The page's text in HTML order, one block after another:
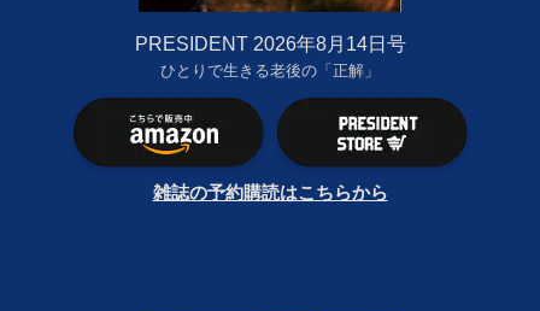
PRESIDENT 2026年8月14日号
ひとりで生きる老後の「正解」
雑誌の予約購読はこちらから